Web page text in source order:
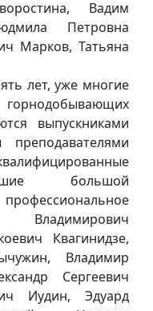
Вадим
Петровна
Марков, Татьяна
лет, уже многие
горнодобывающих
выпускниками
большой
Владимирович
Квагинидзе,
Владимир
Сергеевич
Иудин, Эдуард